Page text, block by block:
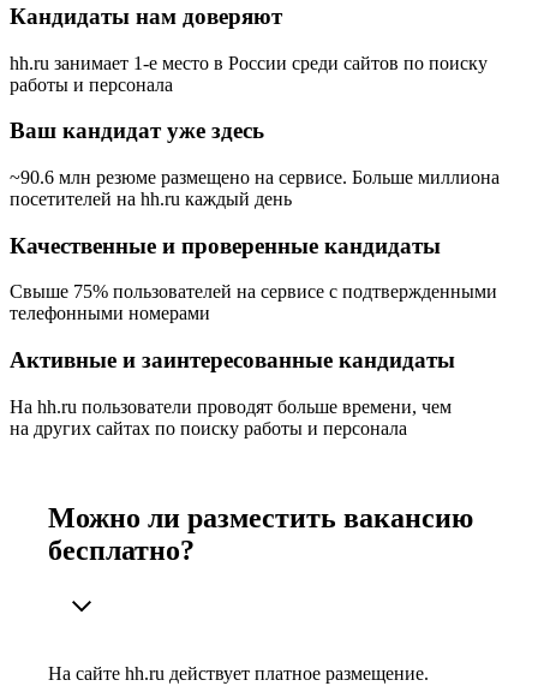
Кандидаты нам доверяют
hh.ru занимает 1-е место в России среди сайтов по поиску
работы и персонала
Ваш кандидат уже здесь
~90.6 млн резюме размещено на сервисе. Больше миллиона
посетителей на hh.ru каждый день
Качественные и проверенные кандидаты
Свыше 75% пользователей на сервисе с подтвержденными
телефонными номерами
Активные и заинтересованные кандидаты
На hh.ru пользователи проводят больше времени, чем
на других сайтах по поиску работы и персонала
Можно ли разместить вакансию
бесплатно?
На сайте hh.ru действует платное размещение.